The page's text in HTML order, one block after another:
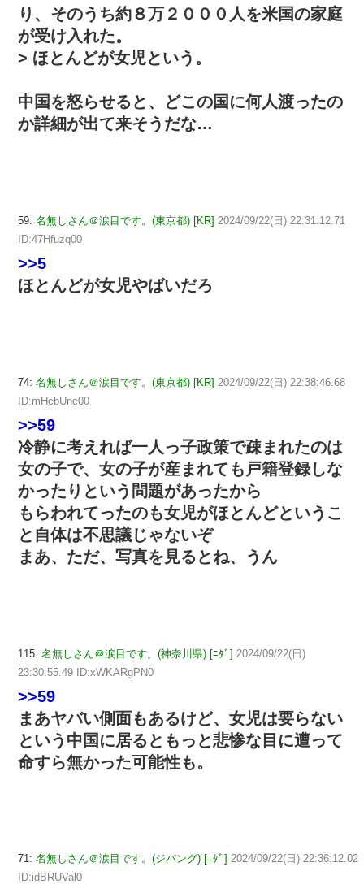
り、そのうち約８万２０００人を米国の家庭
が受け入れた。
> ほとんどが女児という。
中国を怒らせると、どこの国に何人渡ったの
か詳細が出て来そうだな…
59: 名無しさん＠涙目です。(東京都) [KR] 2024/09/22(日) 22:31:12.71
ID:47Hfuzq00
>>5
ほとんどが女児やばいだろ
74: 名無しさん＠涙目です。(東京都) [KR] 2024/09/22(日) 22:38:46.68
ID:mHcbUnc00
>>59
冷静に考えれば一人っ子政策で疎まれたのは
女の子で、女の子が産まれても戸籍登録しな
かったりという問題があったから
もらわれてったのも女児がほとんどというこ
と自体は不思議じゃないぞ
まあ、ただ、写真を見るとね、うん
115: 名無しさん＠涙目です。(神奈川県) [ﾆﾀﾞ] 2024/09/22(日)
23:30:55.49 ID:xWKARgPN0
>>59
まあヤバい側面もあるけど、女児は要らない
という中国に居るともっと悲惨な目に遭って
命すら無かった可能性も。
71: 名無しさん＠涙目です。(ジパング) [ﾆﾀﾞ] 2024/09/22(日) 22:36:12.02
ID:idBRUVal0